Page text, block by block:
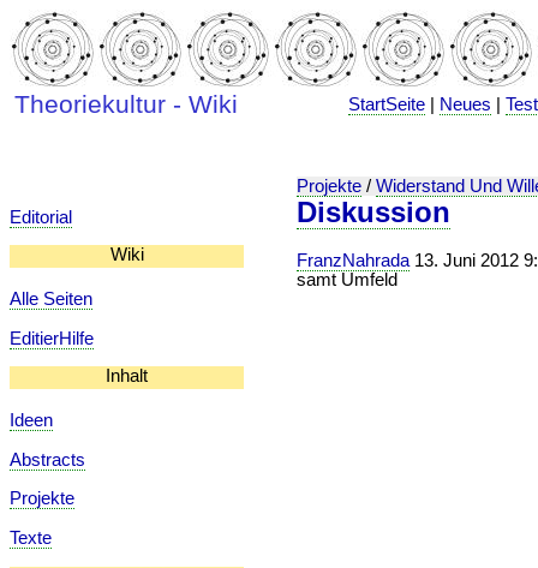
Theoriekultur - Wiki StartSeite Neues |
Editorial
Wiki
Alle Seiten
EditierHilfe
Inhalt
Ideen
Abstracts
Projekte
Texte
Projekte / Widerstand Und
Diskussion
FranzNahrada 13. Juni 2012
samt Umfeld